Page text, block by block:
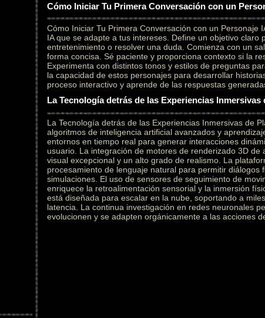
Cómo Iniciar Tu Primera Conversación con un
Cómo Iniciar Tu Primera Conversación con un Personaje
IA que se adapte a tus intereses. Define un objetivo claro
entretenimiento o resolver una duda. Comienza con un
forma concisa. Sé paciente y proporciona contexto si la
Experimenta con distintos tonos y estilos de preguntas
la capacidad de estos personajes para desarrollar
proceso interactivo y aprende de las respuestas
La Tecnología detrás de las Experiencias Inmersivas
La Tecnología detrás de las Experiencias Inmersivas de
algoritmos de inteligencia artificial avanzados y
entornos en tiempo real para generar interacciones
usuario. La integración de motores de renderizado 3D de
visual excepcional y un alto grado de realismo. La
procesamiento de lenguaje natural para permitir diálogos
simulaciones. El uso de sensores de seguimiento de
enriquece la retroalimentación sensorial y la inmersión
está diseñada para escalar en la nube, soportando a
latencia. La continua investigación en redes neuronales
evolucionen y se adapten orgánicamente a las acciones